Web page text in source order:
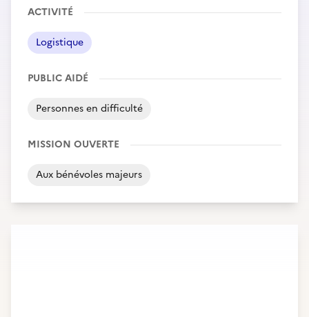
ACTIVITÉ
Logistique
PUBLIC AIDÉ
Personnes en difficulté
MISSION OUVERTE
Aux bénévoles majeurs